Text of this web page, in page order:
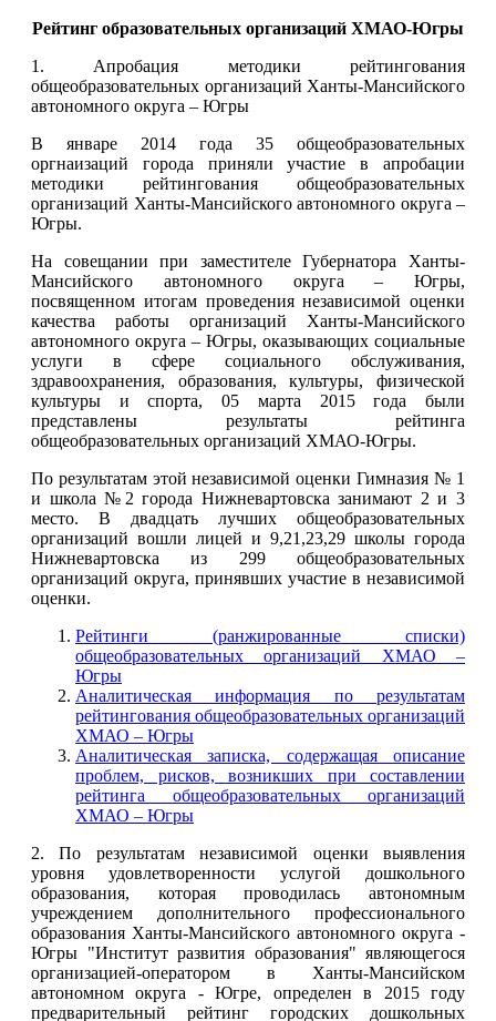
Рейтинг образовательных организаций ХМАО-Югры
1. Апробация методики рейтингования
общеобразовательных организаций Ханты-Мансийского
автономного округа – Югры
В январе 2014 года 35 общеобразовательных
оргнаизаций города приняли участие в апробации
методики рейтингования общеобразовательных
организаций Ханты-Мансийского автономного округа –
Югры.
На совещании при заместителе Губернатора Ханты-
Мансийского автономного округа – Югры,
посвященном итогам проведения независимой оценки
качества работы организаций Ханты-Мансийского
автономного округа – Югры, оказывающих социальные
услуги в сфере социального обслуживания,
здравоохранения, образования, культуры, физической
культуры и спорта, 05 марта 2015 года были
представлены результаты рейтинга
общеобразовательных организаций ХМАО-Югры.
По результатам этой независимой оценки Гимназия № 1
и школа №2 города Нижневартовска занимают 2 и 3
место. В двадцать лучших общеобразовательных
организаций вошли лицей и 9,21,23,29 школы города
Нижневартовска из 299 общеобразовательных
организаций округа, принявших участие в независимой
оценки.
Рейтинги (ранжированные списки)
общеобразовательных организаций ХМАО –
Югры
Аналитическая информация по результатам
рейтингования общеобразовательных организаций
ХМАО – Югры
Аналитическая записка, содержащая описание
проблем, рисков, возникших при составлении
рейтинга общеобразовательных организаций
ХМАО – Югры
2. По результатам независимой оценки выявления
уровня удовлетворенности услугой дошкольного
образования, которая проводилась автономным
учреждением дополнительного профессионального
образования Ханты-Мансийского автономного округа -
Югры "Институт развития образования" являющегося
организацией-оператором в Ханты-Мансийском
автономном округа - Югре, определен в 2015 году
предварительный рейтинг городских дошкольных